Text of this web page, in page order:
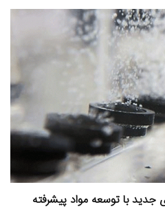
با توسعه مواد پیشرفته